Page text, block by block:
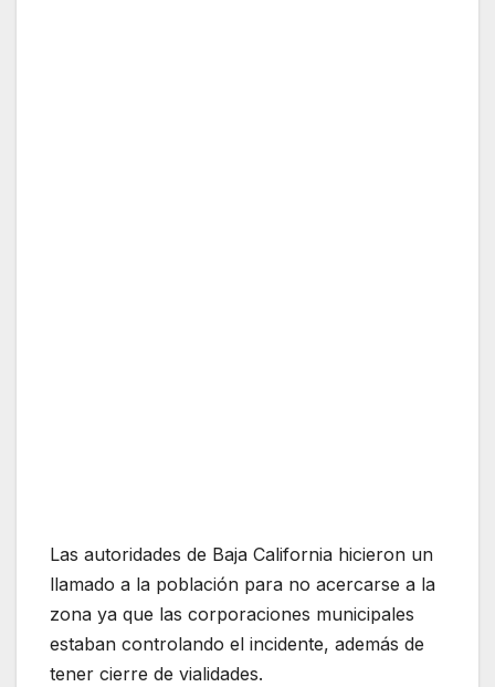
Las autoridades de Baja California hicieron un
llamado a la población para no acercarse a la
zona ya que las corporaciones municipales
estaban controlando el incidente, además de
tener cierre de vialidades.